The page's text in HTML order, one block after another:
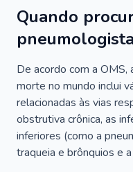
Quando
De acordo com a OMS,
morte no mundo inclui
relacionadas às vias
obstrutiva crônica, as
inferiores (como a
traqueia e brônquios e